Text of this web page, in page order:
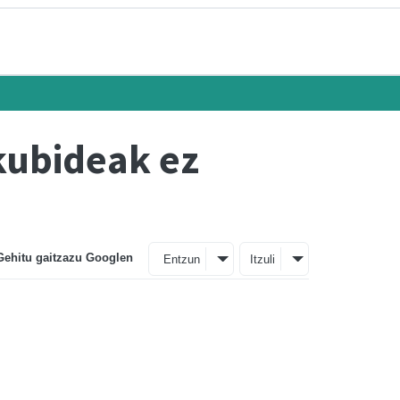
ez
gaitzazu Googlen Entzun Itzuli